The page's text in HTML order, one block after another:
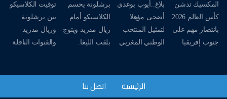
المكسيك تدشن
كأس العالم 2026
بانتصار مهم على
جنوب إفريقيا
بلاغ..أيوب بوعدي
أضحى مؤهلا
لتمثيل المنتخب
الوطني المغربي
برشلونة يحسم
الكلاسيكو أمام
ريال مدريد ويتوج
بلقب الليغا.
توقيت الكلاسيكو
بين برشلونة
وريال مدريد
والقنوات الناقلة
الرئيسية اتصل بنا